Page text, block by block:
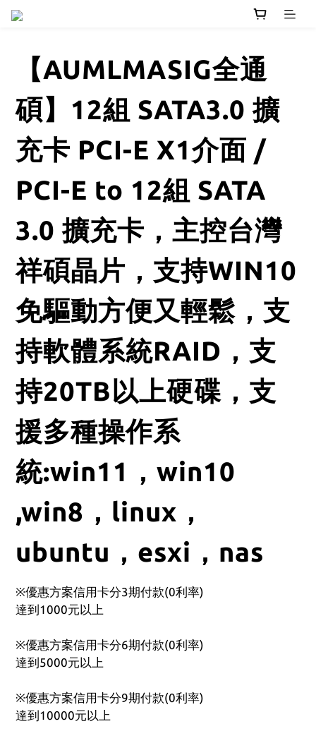
【AUMLMASIG全通
碩】12組 SATA3.0 擴
充卡 PCI-E X1介面 /
PCI-E to 12組 SATA
3.0 擴充卡，主控台灣
祥碩晶片，支持WIN10
免驅動方便又輕鬆，支
持軟體系統RAID，支
持20TB以上硬碟，支
援多種操作系
統:win11，win10
,win8，linux，
ubuntu，esxi，nas
※優惠方案信用卡分3期付款(0利率)
達到1000元以上
※優惠方案信用卡分6期付款(0利率)
達到5000元以上
※優惠方案信用卡分9期付款(0利率)
達到10000元以上